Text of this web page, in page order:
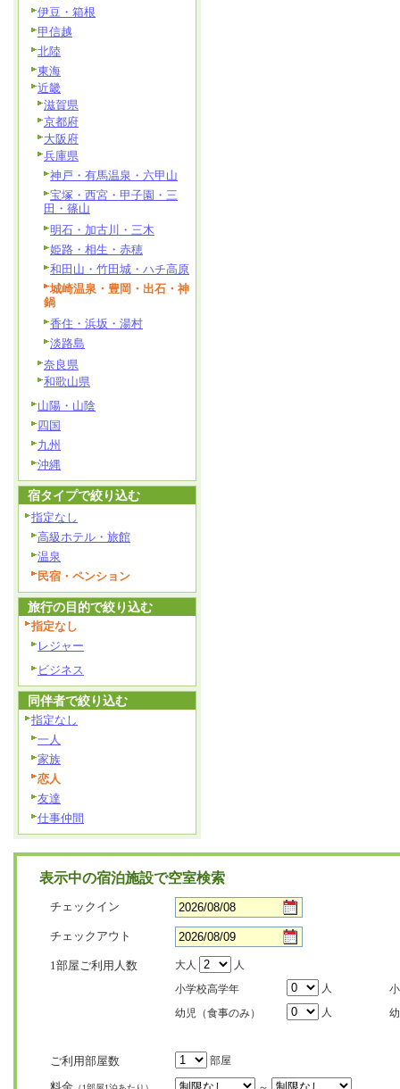
伊豆・箱根
甲信越
北陸
東海
近畿
滋賀県
京都府
大阪府
兵庫県
神戸・有馬温泉・六甲山
宝塚・西宮・甲子園・三
田・篠山
明石・加古川・三木
姫路・相生・赤穂
和田山・竹田城・ハチ高原
城崎温泉・豊岡・出石・神
鍋
香住・浜坂・湯村
淡路島
奈良県
和歌山県
山陽・山陰
四国
九州
沖縄
宿タイプで絞り込む
指定なし
高級ホテル・旅館
温泉
民宿・ペンション
旅行の目的で絞り込む
指定なし
レジャー
ビジネス
同伴者で絞り込む
指定なし
一人
家族
恋人
友達
仕事仲間
表示中の宿泊施設で空室検索
チェックイン
チェックアウト
1部屋ご利用人数 大人
人
小学校高学年
人
幼児（食事のみ）
人
ご利用部屋数 部屋